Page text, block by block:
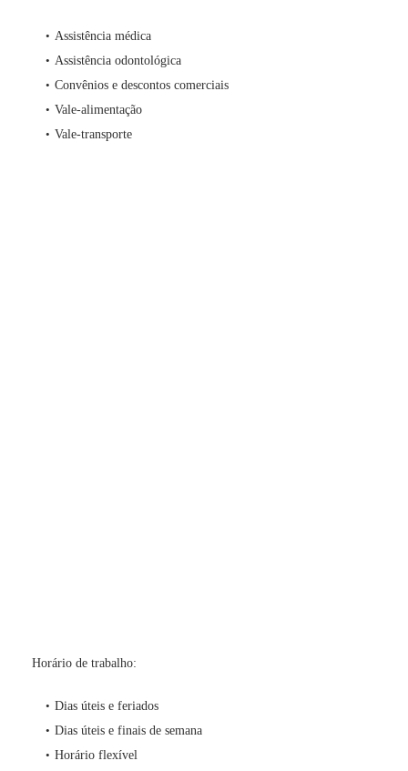
Assistência médica
Assistência odontológica
Convênios e descontos comerciais
Vale-alimentação
Vale-transporte
Horário de trabalho:
Dias úteis e feriados
Dias úteis e finais de semana
Horário flexível